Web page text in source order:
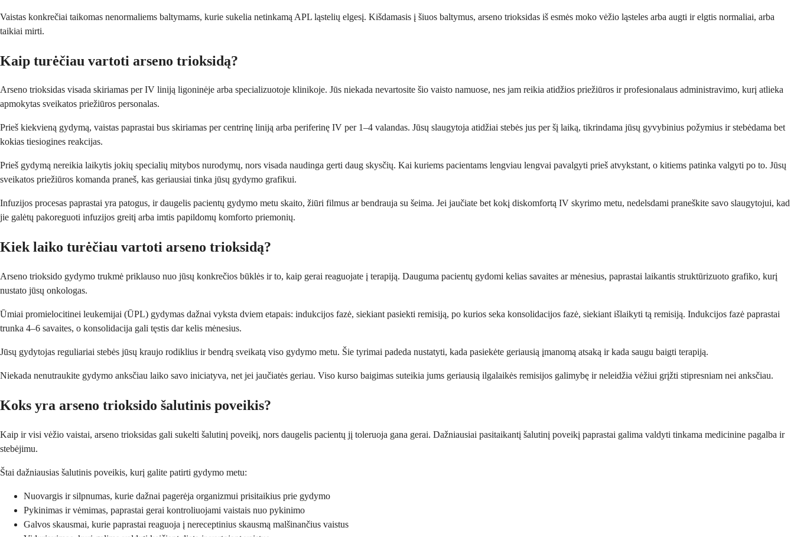
Vaistas konkrečiai taikomas nenormaliems baltymams, kurie sukelia netinkamą APL ląstelių elgesį. Kišdamasis į šiuos baltymus, arseno trioksidas iš esmės moko vėžio ląsteles arba augti ir elgtis normaliai, arba
taikiai mirti.
Kaip turėčiau vartoti arseno trioksidą?
Arseno trioksidas visada skiriamas per IV liniją ligoninėje arba specializuotoje klinikoje. Jūs niekada nevartosite šio vaisto namuose, nes jam reikia atidžios priežiūros ir profesionalaus administravimo, kurį atlieka
apmokytas sveikatos priežiūros personalas.
Prieš kiekvieną gydymą, vaistas paprastai bus skiriamas per centrinę liniją arba periferinę IV per 1–4 valandas. Jūsų slaugytoja atidžiai stebės jus per šį laiką, tikrindama jūsų gyvybinius požymius ir stebėdama bet
kokias tiesiogines reakcijas.
Prieš gydymą nereikia laikytis jokių specialių mitybos nurodymų, nors visada naudinga gerti daug skysčių. Kai kuriems pacientams lengviau lengvai pavalgyti prieš atvykstant, o kitiems patinka valgyti po to. Jūsų
sveikatos priežiūros komanda praneš, kas geriausiai tinka jūsų gydymo grafikui.
Infuzijos procesas paprastai yra patogus, ir daugelis pacientų gydymo metu skaito, žiūri filmus ar bendrauja su šeima. Jei jaučiate bet kokį diskomfortą IV skyrimo metu, nedelsdami praneškite savo slaugytojui, kad
jie galėtų pakoreguoti infuzijos greitį arba imtis papildomų komforto priemonių.
Kiek laiko turėčiau vartoti arseno trioksidą?
Arseno trioksido gydymo trukmė priklauso nuo jūsų konkrečios būklės ir to, kaip gerai reaguojate į terapiją. Dauguma pacientų gydomi kelias savaites ar mėnesius, paprastai laikantis struktūrizuoto grafiko, kurį
nustato jūsų onkologas.
Ūmiai promielocitinei leukemijai (ŪPL) gydymas dažnai vyksta dviem etapais: indukcijos fazė, siekiant pasiekti remisiją, po kurios seka konsolidacijos fazė, siekiant išlaikyti tą remisiją. Indukcijos fazė paprastai
trunka 4–6 savaites, o konsolidacija gali tęstis dar kelis mėnesius.
Jūsų gydytojas reguliariai stebės jūsų kraujo rodiklius ir bendrą sveikatą viso gydymo metu. Šie tyrimai padeda nustatyti, kada pasiekėte geriausią įmanomą atsaką ir kada saugu baigti terapiją.
Niekada nenutraukite gydymo anksčiau laiko savo iniciatyva, net jei jaučiatės geriau. Viso kurso baigimas suteikia jums geriausią ilgalaikės remisijos galimybę ir neleidžia vėžiui grįžti stipresniam nei anksčiau.
Koks yra arseno trioksido šalutinis poveikis?
Kaip ir visi vėžio vaistai, arseno trioksidas gali sukelti šalutinį poveikį, nors daugelis pacientų jį toleruoja gana gerai. Dažniausiai pasitaikantį šalutinį poveikį paprastai galima valdyti tinkama medicinine pagalba ir
stebėjimu.
Štai dažniausias šalutinis poveikis, kurį galite patirti gydymo metu:
Nuovargis ir silpnumas, kurie dažnai pagerėja organizmui prisitaikius prie gydymo
Pykinimas ir vėmimas, paprastai gerai kontroliuojami vaistais nuo pykinimo
Galvos skausmai, kurie paprastai reaguoja į nereceptinius skausmą malšinančius vaistus